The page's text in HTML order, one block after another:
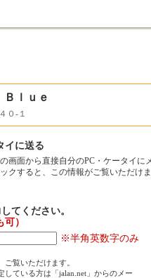
Ｂｌｕｅ
０‐１
イに送る
画面から直接自分のPC・ケータイに
クすると、この情報がご覧いただけま
てください。
）
※半角英数字のみ
覧いただけます。
ている方は「jalan.net」からのメー